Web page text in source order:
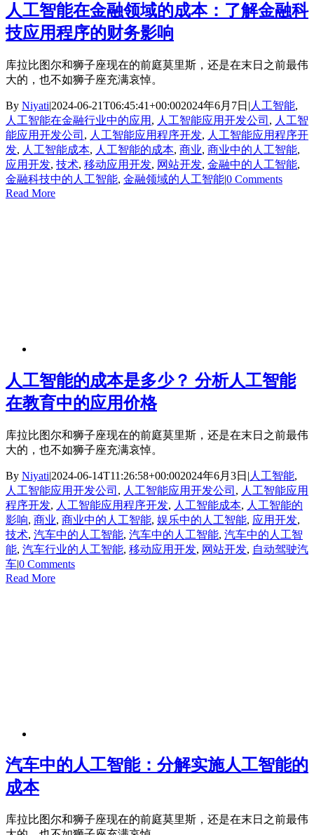
人工智能在金融领域的成本：了解金融科
技应用程序的财务影响
库拉比图尔和狮子座现在的前庭莫里斯，还是在末日之前最伟
大的，也不如狮子座充满哀悼。
By Niyati|2024-06-21T06:45:41+00:002024年6月7日 | 人工智能,
人工智能在金融行业中的应用 , 人工智能应用开发公司 , 人工智
能应用开发公司 , 人工智能应用程序开发, 人工智能应用程序开
发, 人工智能成本, 人工智能的成本, 商业, 商业中的人工智能,
应用开发, 技术, 移动应用开发, 网站开发, 金融中的人工智能,
金融科技中的人工智能, 金融领域的人工智能|0 Comments
Read More
人工智能的成本是多少？ 分析人工智能
在教育中的应用价格
库拉比图尔和狮子座现在的前庭莫里斯，还是在末日之前最伟
大的，也不如狮子座充满哀悼。
By Niyati|2024-06-14T11:26:58+00:002024年6月3日 | 人工智能,
人工智能应用开发公司 , 人工智能应用开发公司 , 人工智能应用
程序开发, 人工智能应用程序开发, 人工智能成本, 人工智能的
影响, 商业, 商业中的人工智能, 娱乐中的人工智能, 应用开发,
技术, 汽车中的人工智能, 汽车中的人工智能, 汽车中的人工智
能, 汽车行业的人工智能, 移动应用开发, 网站开发, 自动驾驶汽
车|0 Comments
Read More
汽车中的人工智能：分解实施人工智能的
成本
库拉比图尔和狮子座现在的前庭莫里斯，还是在末日之前最伟